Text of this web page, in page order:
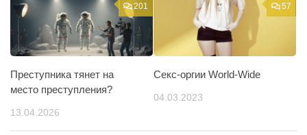
201
Преступника тянет на
место преступления?
13.04.2026
57
Секс-оргии World-Wide
04.03.2023